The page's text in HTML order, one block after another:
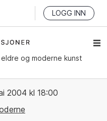
LOGG INN
og moderne kunst
2004 kl 18:00